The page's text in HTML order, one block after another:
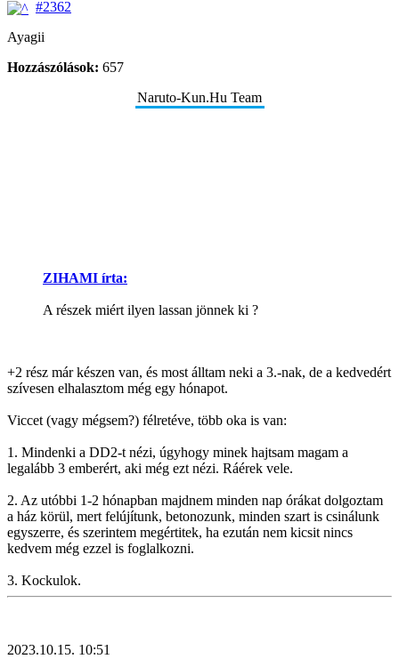
#2362
Ayagii
Hozzászólások: 657
Naruto-Kun.Hu Team
ZIHAMI írta:
A részek miért ilyen lassan jönnek ki ?
+2 rész már készen van, és most álltam neki a 3.-nak, de a kedvedért
szívesen elhalasztom még egy hónapot.
Viccet (vagy mégsem?) félretéve, több oka is van:
1. Mindenki a DD2-t nézi, úgyhogy minek hajtsam magam a
legalább 3 emberért, aki még ezt nézi. Ráérek vele.
2. Az utóbbi 1-2 hónapban majdnem minden nap órákat dolgoztam
a ház körül, mert felújítunk, betonozunk, minden szart is csinálunk
egyszerre, és szerintem megértitek, ha ezután nem kicsit nincs
kedvem még ezzel is foglalkozni.
3. Kockulok.
2023.10.15. 10:51